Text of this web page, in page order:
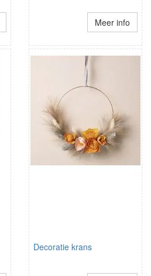
Meer info
Decoratie krans